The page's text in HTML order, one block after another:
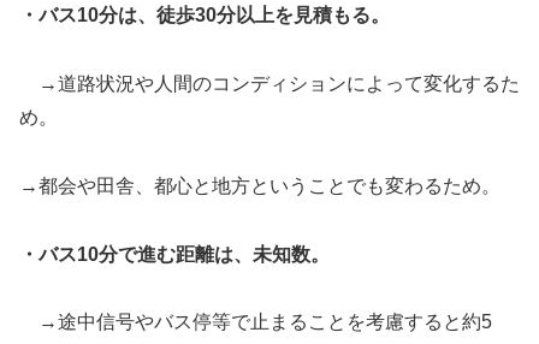
・バス10分は、徒歩30分以上を見積もる。
→道路状況や人間のコンディションによって変化するた
め。
→都会や田舎、都心と地方ということでも変わるため。
・バス10分で進む距離は、未知数。
→途中信号やバス停等で止まることを考慮すると約5